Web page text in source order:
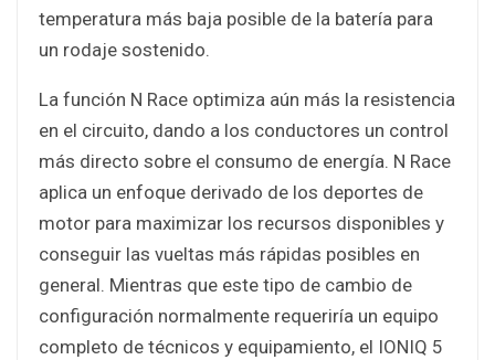
temperatura más baja posible de la batería para
un rodaje sostenido.
La función N Race optimiza aún más la resistencia
en el circuito, dando a los conductores un control
más directo sobre el consumo de energía. N Race
aplica un enfoque derivado de los deportes de
motor para maximizar los recursos disponibles y
conseguir las vueltas más rápidas posibles en
general. Mientras que este tipo de cambio de
configuración normalmente requeriría un equipo
completo de técnicos y equipamiento, el IONIQ 5